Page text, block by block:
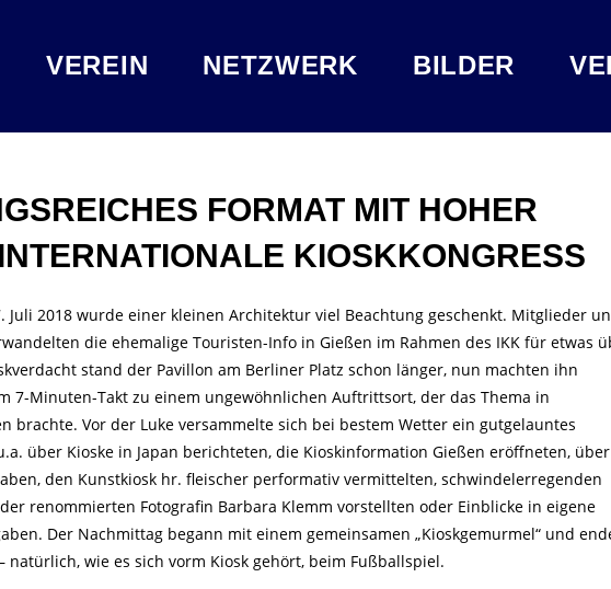
VEREIN NETZWERK BILDER
FORMAT MIT HOHER
KIOSKKONGRESS
Juli 2018 wurde einer kleinen Architektur viel Beachtung geschenkt. Mitglieder
die ehemalige Touristen-Info in Gießen im Rahmen des IKK für etwas
stand der Pavillon am Berliner Platz schon länger, nun machten ihn
7-Minuten-Takt zu einem ungewöhnlichen Auftrittsort, der das Thema in
brachte. Vor der Luke versammelte sich bei bestem Wetter ein gutgelauntes
über Kioske in Japan berichteten, die Kioskinformation Gießen eröffneten, über
den Kunstkiosk hr. fleischer performativ vermittelten, schwindelerregenden
renommierten Fotografin Barbara Klemm vorstellten oder Einblicke in eigene
Der Nachmittag begann mit einem gemeinsamen „Kioskgemurmel“ und
natürlich, wie es sich vorm Kiosk gehört, beim Fußballspiel.